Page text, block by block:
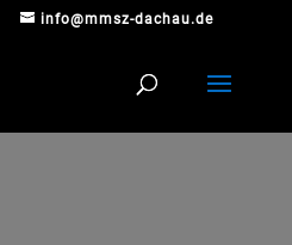
info@mmsz-dachau.de